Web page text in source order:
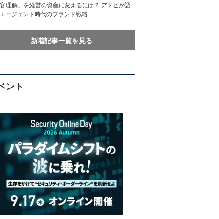
客理解」を経営の資産に変えるには？ アドビが語
ージェント時代のブランド戦略
新着記事一覧を見る
ント